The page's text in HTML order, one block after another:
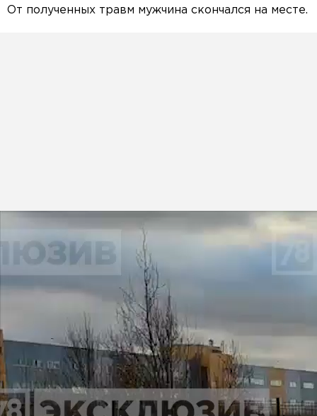
От полученных травм мужчина скончался на месте.